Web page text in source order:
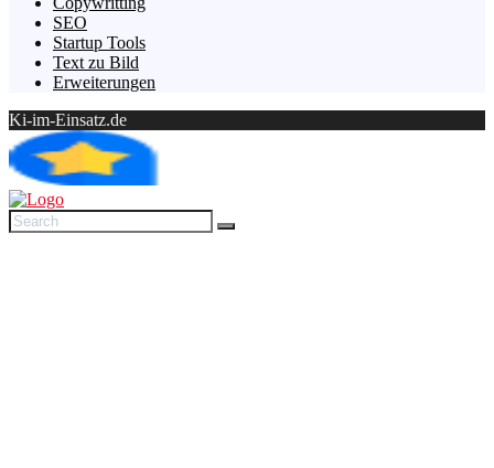
SEO
Startup Tools
Text zu Bild
Erweiterungen
Ki-im-Einsatz.de